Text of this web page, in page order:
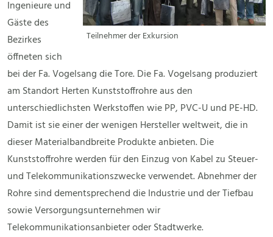
Teilnehmer der Exkursion
Ingenieure und
Gäste des
Bezirkes
öffneten sich
bei der Fa. Vogelsang die Tore. Die Fa. Vogelsang produziert
am Standort Herten Kunststoffrohre aus den
unterschiedlichsten Werkstoffen wie PP, PVC-U und PE-HD.
Damit ist sie einer der wenigen Hersteller weltweit, die in
dieser Materialbandbreite Produkte anbieten. Die
Kunststoffrohre werden für den Einzug von Kabel zu Steuer-
und Telekommunikationszwecke verwendet. Abnehmer der
Rohre sind dementsprechend die Industrie und der Tiefbau
sowie Versorgungsunternehmen wir
Telekommunikationsanbieter oder Stadtwerke.